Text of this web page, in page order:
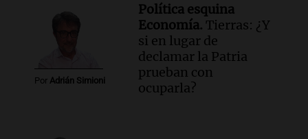
Por Adrián Simioni
Política esquina
Economía. Tierras: ¿Y
si en lugar de
declamar la Patria
prueban con
ocuparla?